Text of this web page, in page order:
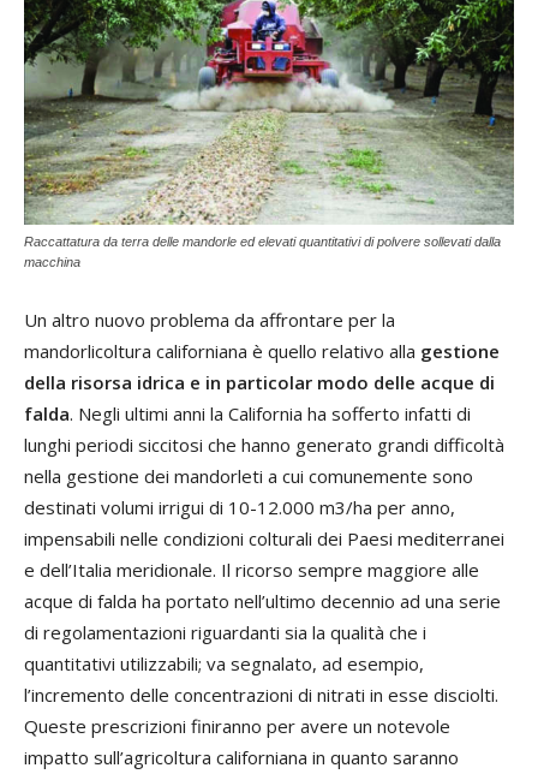
Raccattatura da terra delle mandorle ed elevati quantitativi di polvere sollevati dalla
macchina
Un altro nuovo problema da affrontare per la
mandorlicoltura californiana è quello relativo alla gestione
della risorsa idrica e in particolar modo delle acque di
falda. Negli ultimi anni la California ha sofferto infatti di
lunghi periodi siccitosi che hanno generato grandi difficoltà
nella gestione dei mandorleti a cui comunemente sono
destinati volumi irrigui di 10-12.000 m3/ha per anno,
impensabili nelle condizioni colturali dei Paesi mediterranei
e dell’Italia meridionale. Il ricorso sempre maggiore alle
acque di falda ha portato nell’ultimo decennio ad una serie
di regolamentazioni riguardanti sia la qualità che i
quantitativi utilizzabili; va segnalato, ad esempio,
l’incremento delle concentrazioni di nitrati in esse disciolti.
Queste prescrizioni finiranno per avere un notevole
impatto sull’agricoltura californiana in quanto saranno